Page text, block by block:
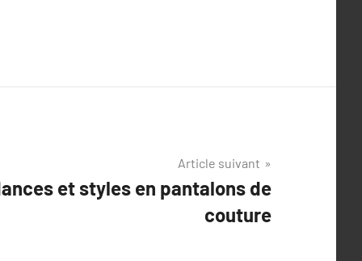
Article suivant
et styles en pantalons de
couture